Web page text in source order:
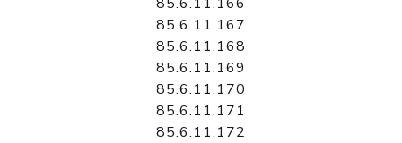
85.6.11.167
85.6.11.168
85.6.11.169
85.6.11.170
85.6.11.171
85.6.11.172